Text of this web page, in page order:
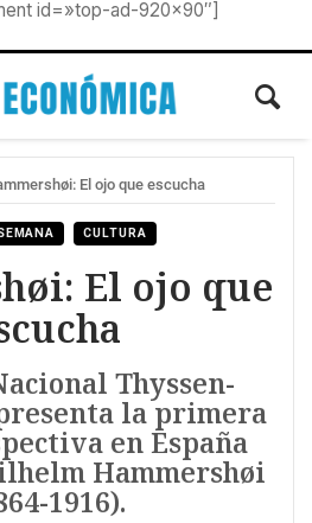
id=»top-ad-920×90″]
El ojo que escucha
CULTURA
El ojo que
Thyssen-
la primera
en España
Hammershøi
1916).